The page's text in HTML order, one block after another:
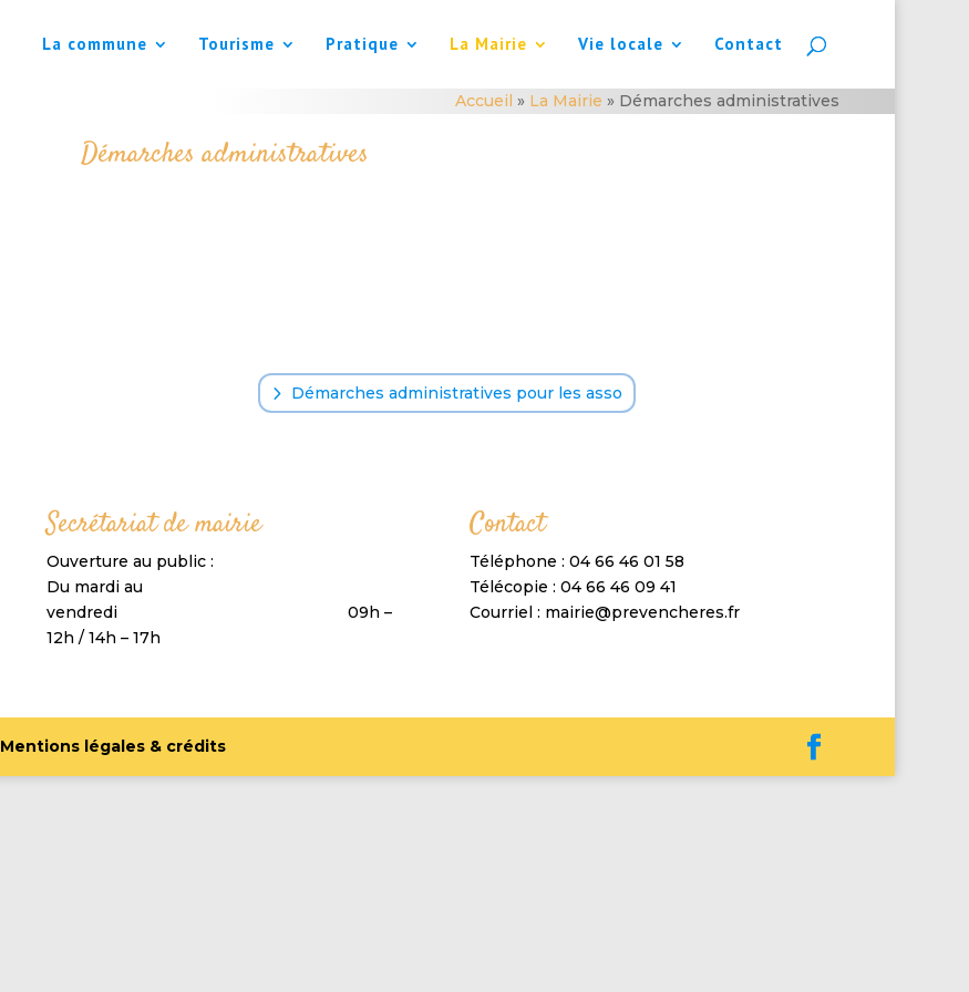
La commune Tourisme Pratique La Mairie Vie locale Contact
Accueil » La Mairie » Démarches administratives
Démarches administratives
Démarches administratives pour les asso
Secrétariat de mairie
Ouverture au public :
Du mardi au
vendredi 09h –
12h / 14h – 17h
Contact
Téléphone : 04 66 46 01 58
Télécopie : 04 66 46 09 41
Courriel : mairie@prevencheres.fr
Mentions légales & crédits